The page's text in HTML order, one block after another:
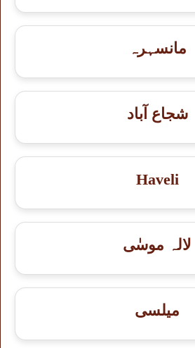
مانسہرہ
شجاع آباد
Haveli
لالہ موسٰی
میلسی